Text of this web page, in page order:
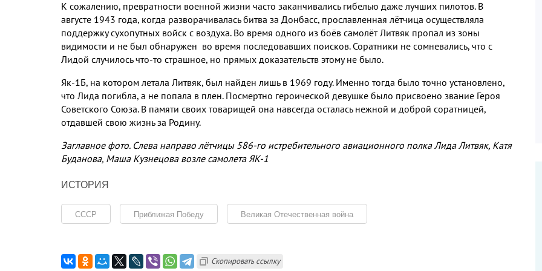
К сожалению, превратности военной жизни часто заканчивались гибелью даже лучших пилотов. В
августе 1943 года, когда разворачивалась битва за Донбасс, прославленная лётчица осуществляла
поддержку сухопутных войск с воздуха. Во время одного из боёв самолёт Литвяк пропал из зоны
видимости и не был обнаружен во время последовавших поисков. Соратники не сомневались, что с
Лидой случилось что-то страшное, но прямых доказательств этому не было.
Як-1Б, на котором летала Литвяк, был найден лишь в 1969 году. Именно тогда было точно установлено,
что Лида погибла, а не попала в плен. Посмертно героической девушке было присвоено звание Героя
Советского Союза. В памяти своих товарищей она навсегда осталась нежной и доброй соратницей,
отдавшей свою жизнь за Родину.
Заглавное фото. Слева направо лётчицы 586-го истребительного авиационного полка Лида Литвяк, Катя
Буданова, Маша Кузнецова возле самолета ЯК-1
ИСТОРИЯ
СССР Приближая Победу Великая Отечественная война
Скопировать ссылку